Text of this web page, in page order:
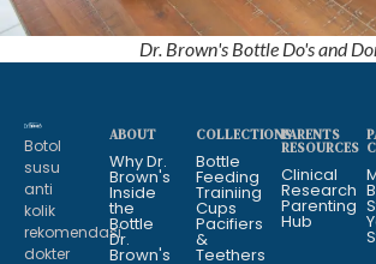
Dr. Brown's Bottle Do's and
Botol
susu
anti
kolik
rekomendasi
dokter
ABOUT
Why Dr.
Brown's
Inside
the
Bottle
Dr.
Brown's
COLLECTIONS
Bottle
Feeding
Trainiing
Cups
Pacifiers
&
Teethers
PARENTS
RESOURCES
Clinical
Research
Parenting
Hub